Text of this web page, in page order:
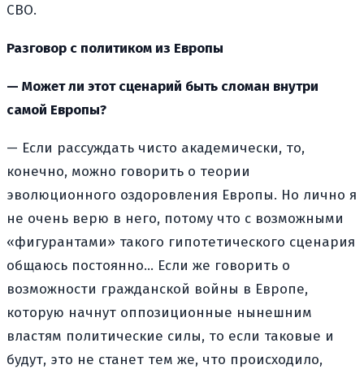
СВО.
Разговор с политиком из Европы
— Может ли этот сценарий быть сломан внутри
самой Европы?
— Если рассуждать чисто академически, то,
конечно, можно говорить о теории
эволюционного оздоровления Европы. Но лично я
не очень верю в него, потому что с возможными
«фигурантами» такого гипотетического сценария
общаюсь постоянно… Если же говорить о
возможности гражданской войны в Европе,
которую начнут оппозиционные нынешним
властям политические силы, то если таковые и
будут, это не станет тем же, что происходило,